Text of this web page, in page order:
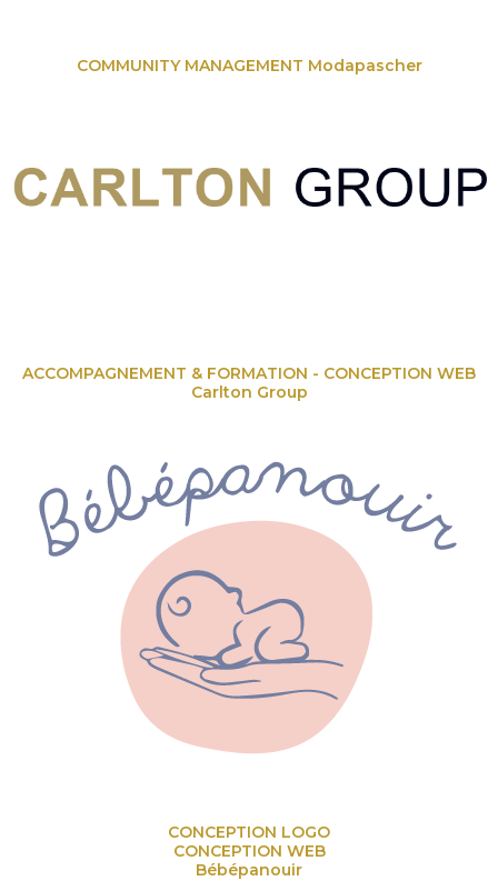
COMMUNITY MANAGEMENT Modapascher
ACCOMPAGNEMENT & FORMATION - CONCEPTION WEB
Carlton Group
CONCEPTION LOGO
CONCEPTION WEB
Bébépanouir